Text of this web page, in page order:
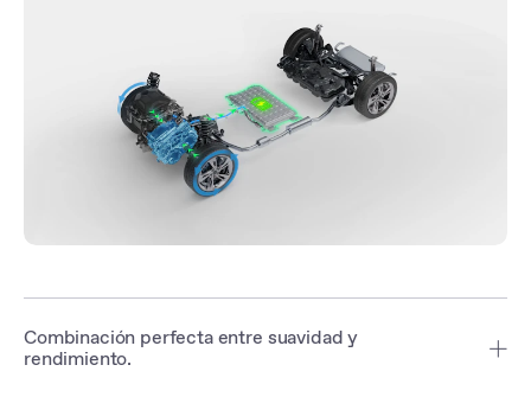
Combinación perfecta entre suavidad y
rendimiento.